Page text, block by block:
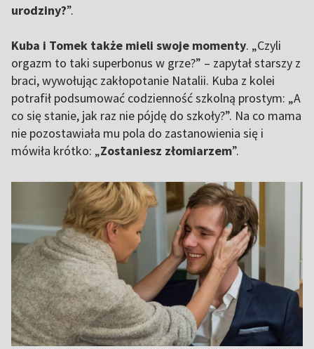
urodziny?”.
Kuba i Tomek także mieli swoje momenty. „Czyli
orgazm to taki superbonus w grze?” – zapytał starszy z
braci, wywołując zakłopotanie Natalii. Kuba z kolei
potrafił podsumować codzienność szkolną prostym: „A
co się stanie, jak raz nie pójdę do szkoły?”. Na co mama
nie pozostawiała mu pola do zastanowienia się i
mówiła krótko: „Zostaniesz złomiarzem”.